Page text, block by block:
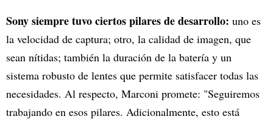
Sony siempre tuvo ciertos pilares de desarrollo: uno es
la velocidad de captura; otro, la calidad de imagen, que
sean nítidas; también la duración de la batería y un
sistema robusto de lentes que permite satisfacer todas las
necesidades. Al respecto, Marconi promete: "Seguiremos
trabajando en esos pilares. Adicionalmente, esto está